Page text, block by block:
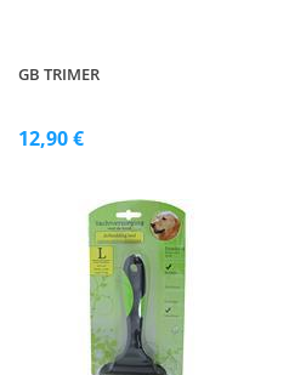
GB TRIMER
12,90 €